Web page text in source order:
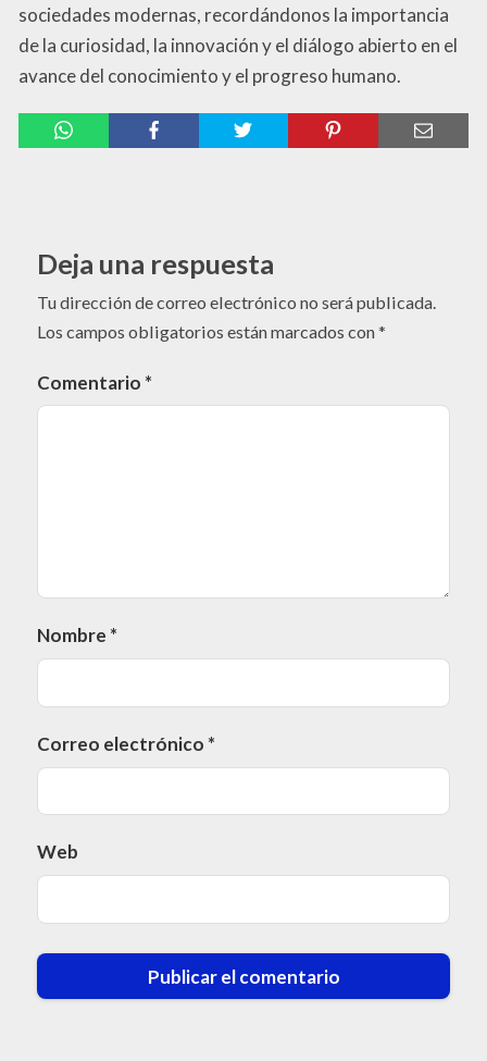
sociedades modernas, recordándonos la importancia
de la curiosidad, la innovación y el diálogo abierto en el
avance del conocimiento y el progreso humano.
Deja una respuesta
Tu dirección de correo electrónico no será publicada.
Los campos obligatorios están marcados con*
Comentario *
Nombre *
Correo electrónico *
Web